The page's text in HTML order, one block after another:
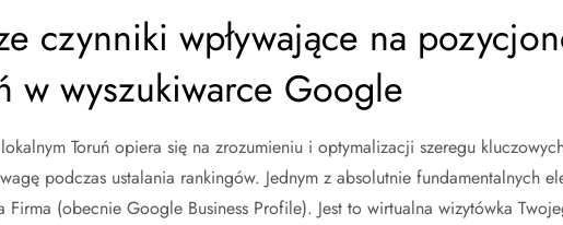
czynniki wpływające na
w wyszukiwarce Google
Toruń opiera się na zrozumieniu i optymalizacji szeregu
podczas ustalania rankingów. Jednym z absolutnie fundamentalnych
(obecnie Google Business Profile). Jest to wirtualna wizytówka